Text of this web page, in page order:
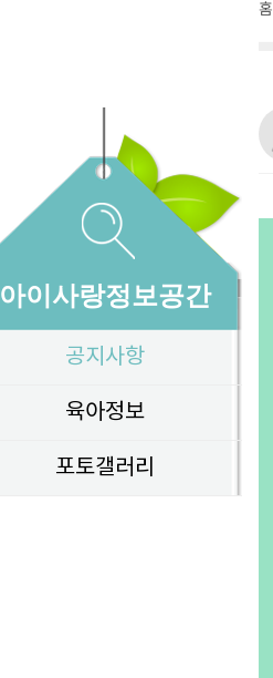
아이사랑정보공간
공지사항
육아정보
포토갤러리
홈